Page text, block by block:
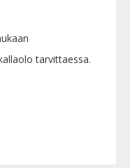
tarvittaessa.